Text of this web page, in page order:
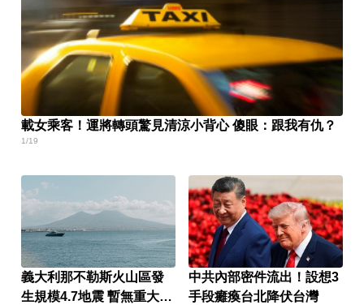
載女乘客！運將轉頭驚見清涼小背心 傻眼：跟我有仇？
1/19
義大利那不勒斯火山區發
生規模4.7地震 暫無重大災
中共內部密件流出！設想3
手段癱瘓台北降伏台灣